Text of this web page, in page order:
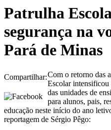
Patrulha
segurança na
Pará de Minas
Compartilhar:Com o retorno das
Escolar intensificou
das unidades de
para alunos, pais,
educação neste início do ano
reportagem de Sérgio Pêgo: